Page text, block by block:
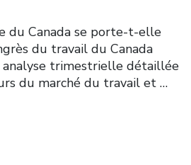
du Canada se porte-t-elle
du travail du Canada
analyse trimestrielle détaillée
du marché du travail et …